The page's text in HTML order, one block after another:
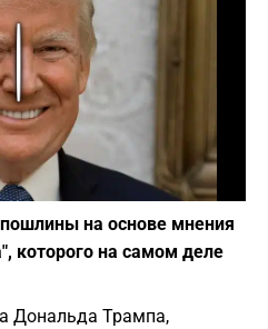
Play
Фото: White House
на основе мнения
которого на самом деле
Дональда Трампа,